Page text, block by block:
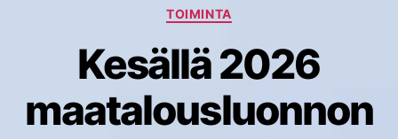
Kategoriat
TOIMINTA
Kesällä 2026
maatalousluonnon